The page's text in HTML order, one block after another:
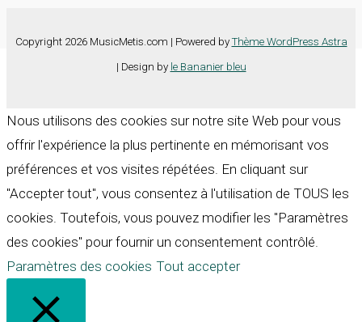
Copyright 2026 MusicMetis.com | Powered by Thème WordPress Astra
| Design by le Bananier bleu
Nous utilisons des cookies sur notre site Web pour vous
offrir l'expérience la plus pertinente en mémorisant vos
préférences et vos visites répétées. En cliquant sur
"Accepter tout", vous consentez à l'utilisation de TOUS les
cookies. Toutefois, vous pouvez modifier les "Paramètres
des cookies" pour fournir un consentement contrôlé.
Paramètres des cookies Tout accepter